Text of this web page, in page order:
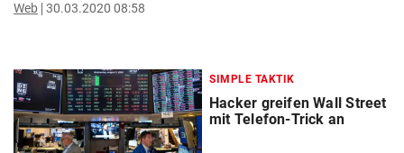
Web 30.03.2020 08:58
SIMPLE TAKTIK
Hacker greifen Wall Street
mit Telefon-Trick an